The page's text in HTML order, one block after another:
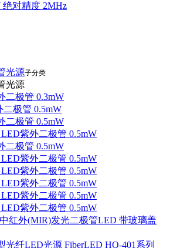
绝对精度 2MHz
光源子分类
光源
二极管 0.3mW
二极管 0.5mW
二极管 0.5mW
紫外二极管 0.5mW
二极管 0.5mW
紫外二极管 0.5mW
紫外二极管 0.5mW
紫外二极管 0.5mW
紫外二极管 0.5mW
紫外二极管 0.5mW
中红外(MIR)发光二极管LED 带玻璃盖
光纤LED光源 FiberLED HQ-401系列